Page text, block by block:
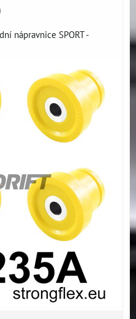
nápravnice SPORT -